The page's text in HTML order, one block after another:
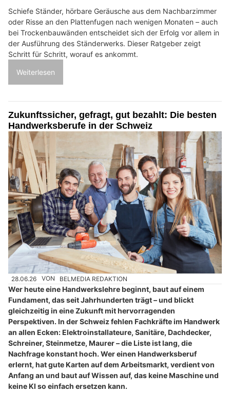
Schiefe Ständer, hörbare Geräusche aus dem Nachbarzimmer
oder Risse an den Plattenfugen nach wenigen Monaten – auch
bei Trockenbauwänden entscheidet sich der Erfolg vor allem in
der Ausführung des Ständerwerks. Dieser Ratgeber zeigt
Schritt für Schritt, worauf es ankommt.
Weiterlesen
Zukunftssicher, gefragt, gut bezahlt: Die besten
Handwerksberufe in der Schweiz
28.06.26 VON BELMEDIA REDAKTION
Wer heute eine Handwerkslehre beginnt, baut auf einem
Fundament, das seit Jahrhunderten trägt – und blickt
gleichzeitig in eine Zukunft mit hervorragenden
Perspektiven. In der Schweiz fehlen Fachkräfte im Handwerk
an allen Ecken: Elektroinstallateure, Sanitäre, Dachdecker,
Schreiner, Steinmetze, Maurer – die Liste ist lang, die
Nachfrage konstant hoch. Wer einen Handwerksberuf
erlernt, hat gute Karten auf dem Arbeitsmarkt, verdient von
Anfang an und baut auf Wissen auf, das keine Maschine und
keine KI so einfach ersetzen kann.